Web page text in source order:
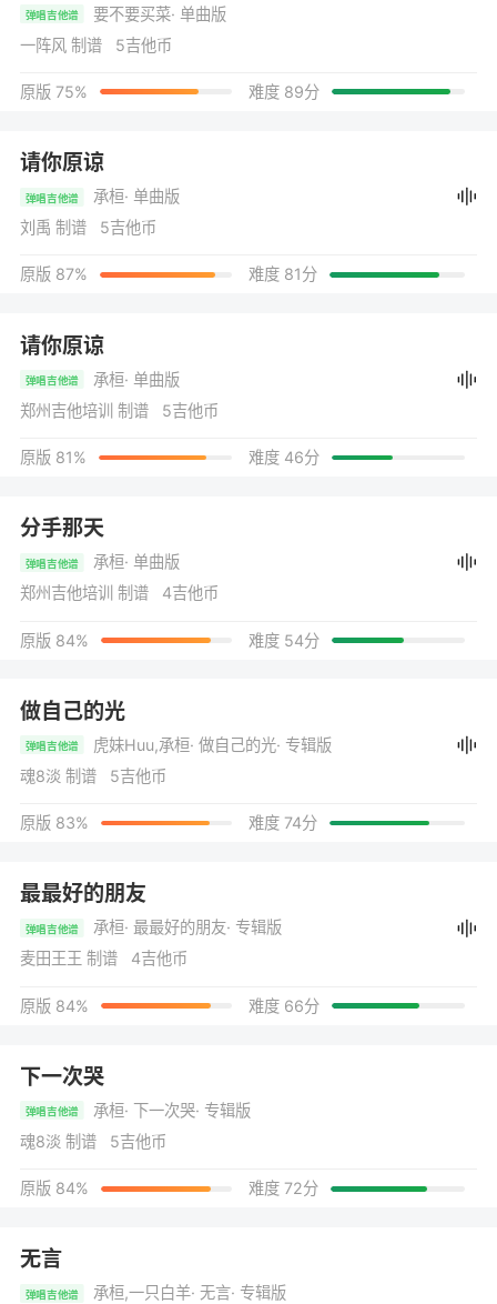
弹唱吉他谱 要不要买菜· 单曲版
一阵风 制谱 5吉他币
原版 75% 难度 89分
请你原谅
弹唱吉他谱 承桓· 单曲版
刘禹 制谱 5吉他币
原版 87% 难度 81分
请你原谅
弹唱吉他谱 承桓· 单曲版
郑州吉他培训 制谱 5吉他币
原版 81% 难度 46分
分手那天
弹唱吉他谱 承桓· 单曲版
郑州吉他培训 制谱 4吉他币
原版 84% 难度 54分
做自己的光
弹唱吉他谱 虎妹Huu,承桓· 做自己的光· 专辑版
魂8淡 制谱 5吉他币
原版 83% 难度 74分
最最好的朋友
弹唱吉他谱 承桓· 最最好的朋友· 专辑版
麦田王王 制谱 4吉他币
原版 84% 难度 66分
下一次哭
弹唱吉他谱 承桓· 下一次哭· 专辑版
魂8淡 制谱 5吉他币
原版 84% 难度 72分
无言
弹唱吉他谱 承桓,一只白羊· 无言· 专辑版